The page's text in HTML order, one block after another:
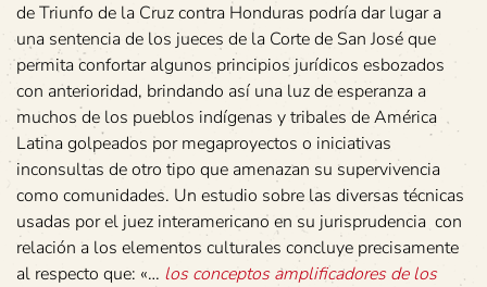
de Triunfo de la Cruz contra Honduras podría dar lugar a
una sentencia de los jueces de la Corte de San José que
permita confortar algunos principios jurídicos esbozados
con anterioridad, brindando así una luz de esperanza a
muchos de los pueblos indígenas y tribales de América
Latina golpeados por megaproyectos o iniciativas
inconsultas de otro tipo que amenazan su supervivencia
como comunidades. Un estudio sobre las diversas técnicas
usadas por el juez interamericano en su jurisprudencia con
relación a los elementos culturales concluye precisamente
al respecto que: «… los conceptos amplificadores de los